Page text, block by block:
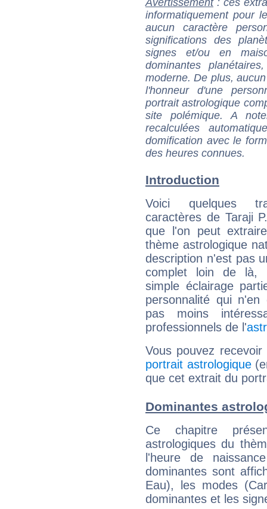
informatiquement pour
aucun caractère
significations des
signes et/ou en
dominantes
moderne. De plus,
l'honneur d'une
portrait astrologique
site polémique. A
recalculées
domification avec le
des heures connues.
Introduction
Voici quelques
caractères de Taraji
que l'on peut
thème astrologique
description n'est pas
complet loin de là,
simple éclairage
personnalité qui n'en
pas moins
professionnels de l'
Vous pouvez
portrait astrologique
que cet extrait du
Dominantes
Ce chapitre
astrologiques du
l'heure de
dominantes sont
Eau), les modes
dominantes et les